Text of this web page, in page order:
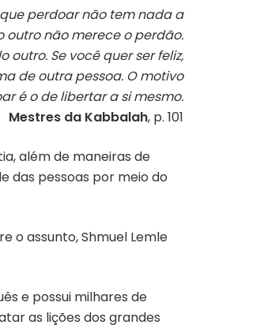
perdoar não tem nada a
outro não merece o perdão.
outro. Se você quer ser feliz,
de outra pessoa. O motivo
é o de libertar a si mesmo.
Mestres da Kabbalah, p. 101
além de maneiras de
das pessoas por meio do
o assunto, Shmuel Lemle
e possui milhares de
as lições dos grandes